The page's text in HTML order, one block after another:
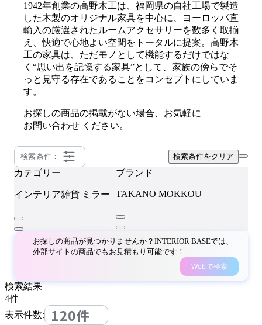
1942年創業の高野木工は、福岡県の自社工場で製造
した木製のオリジナル家具を中心に、ヨーロッパ直
輸入の厳選されたルームアクセサリーを数多く取揃
え、快適で心地よい空間をトータルに提案。高野木
工の家具は、ただモノとして機能するだけではな
く“思い出を記憶する家具”として、家族の傍らでそ
っと見守る存在であることをコンセプトにしていま
す。
お探しの商品の掲載がない場合、お気軽に
お問い合わせ ください。
検索条件： 検索条件をクリア
カテゴリー
インテリア雑貨 ミラー
ブランド
TAKANO MOKKOU
お探しの商品が見つかりませんか？INTERIOR BASEでは、
外部サイトの商品でもお見積もり可能です！
Webで検索
検索結果
4件
表示件数:
120件